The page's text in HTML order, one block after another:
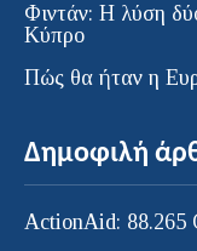
Φιντάν: Η λύση
Κύπρο
Πώς θα ήταν η
Δημοφιλή
ActionAid: 88.265